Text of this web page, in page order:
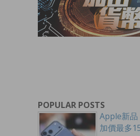
POPULAR POSTS
Apple新
加價最多